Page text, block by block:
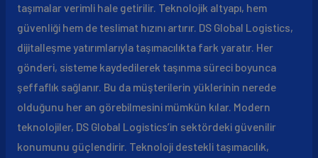
taşımalar verimli hale getirilir. Teknolojik altyapı, hem
güvenliği hem de teslimat hızını artırır. DS Global Logistics,
dijitalleşme yatırımlarıyla taşımacılıkta fark yaratır. Her
gönderi, sisteme kaydedilerek taşınma süreci boyunca
şeffaflık sağlanır. Bu da müşterilerin yüklerinin nerede
olduğunu her an görebilmesini mümkün kılar. Modern
teknolojiler, DS Global Logistics’in sektördeki güvenilir
konumunu güçlendirir. Teknoloji destekli taşımacılık,